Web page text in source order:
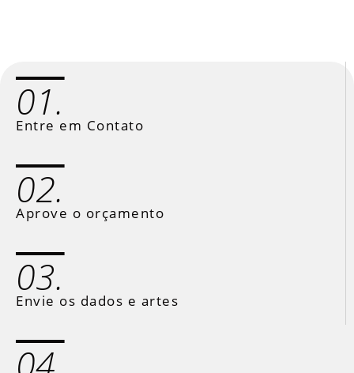
01.
Entre em Contato
02.
Aprove o orçamento
03.
Envie os dados e artes